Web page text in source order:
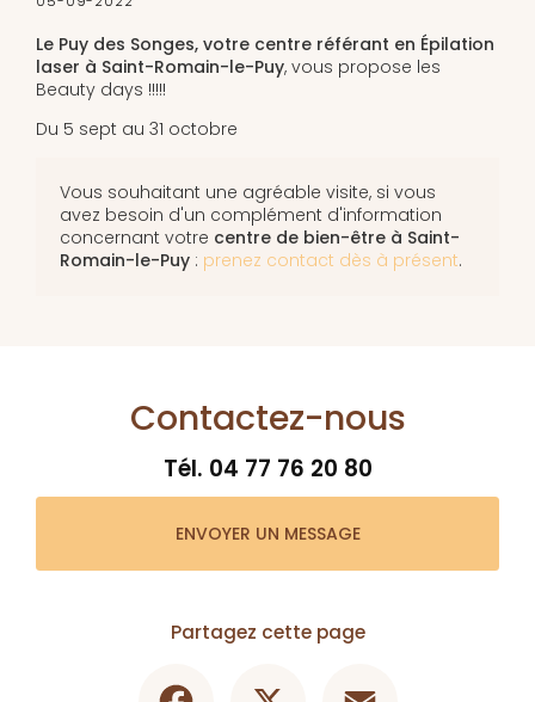
Le Puy des Songes, votre centre référant en Épilation
laser à Saint-Romain-le-Puy, vous propose les
Beauty days !!!!!
Du 5 sept au 31 octobre
Vous souhaitant une agréable visite, si vous
avez besoin d'un complément d'information
concernant votre centre de bien-être à Saint-
Romain-le-Puy : prenez contact dès à présent.
Contactez-nous
Tél. 04 77 76 20 80
ENVOYER UN MESSAGE
Partagez cette page